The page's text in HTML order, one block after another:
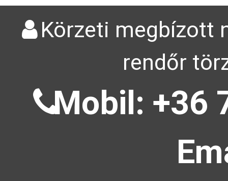
Körzeti megbízott
rendőr
Mobil: +36